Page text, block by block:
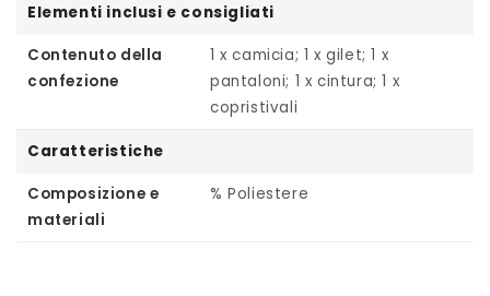
Elementi inclusi e consigliati
Contenuto della
confezione
1 x camicia; 1 x gilet; 1 x
pantaloni; 1 x cintura; 1 x
copristivali
Caratteristiche
Composizione e
materiali
% Poliestere